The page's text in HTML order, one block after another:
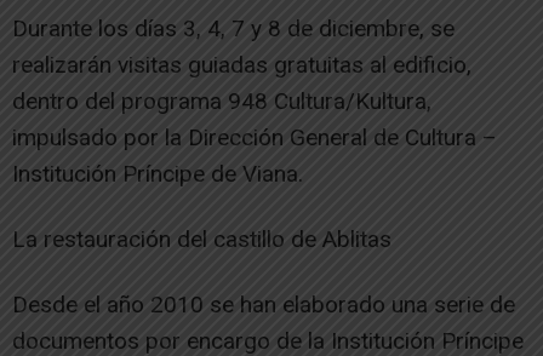
Durante los días 3, 4, 7 y 8 de diciembre, se
realizarán visitas guiadas gratuitas al edificio,
dentro del programa 948 Cultura/Kultura,
impulsado por la Dirección General de Cultura –
Institución Príncipe de Viana.
La restauración del castillo de Ablitas
Desde el año 2010 se han elaborado una serie de
documentos por encargo de la Institución Príncipe